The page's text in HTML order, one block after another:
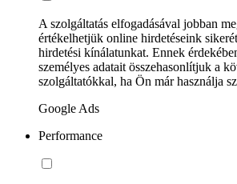
A szolgáltatás elfogadásával jobban
értékelhetjük online hirdetéseink
hirdetési kínálatunkat. Ennek
személyes adatait összehasonlítjuk a
szolgáltatókkal, ha Ön már használja
Google Ads
Performance